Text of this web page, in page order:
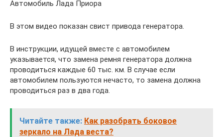
Автомобиль Лада Приора
В этом видео показан свист привода генератора.
В инструкции, идущей вместе с автомобилем
указывается, что замена ремня генератора должна
проводиться каждые 60 тыс. км. В случае если
автомобилем пользуются нечасто, то замена должна
проводиться раз в два года.
Читайте также: Как разобрать боковое
зеркало на Лада веста?